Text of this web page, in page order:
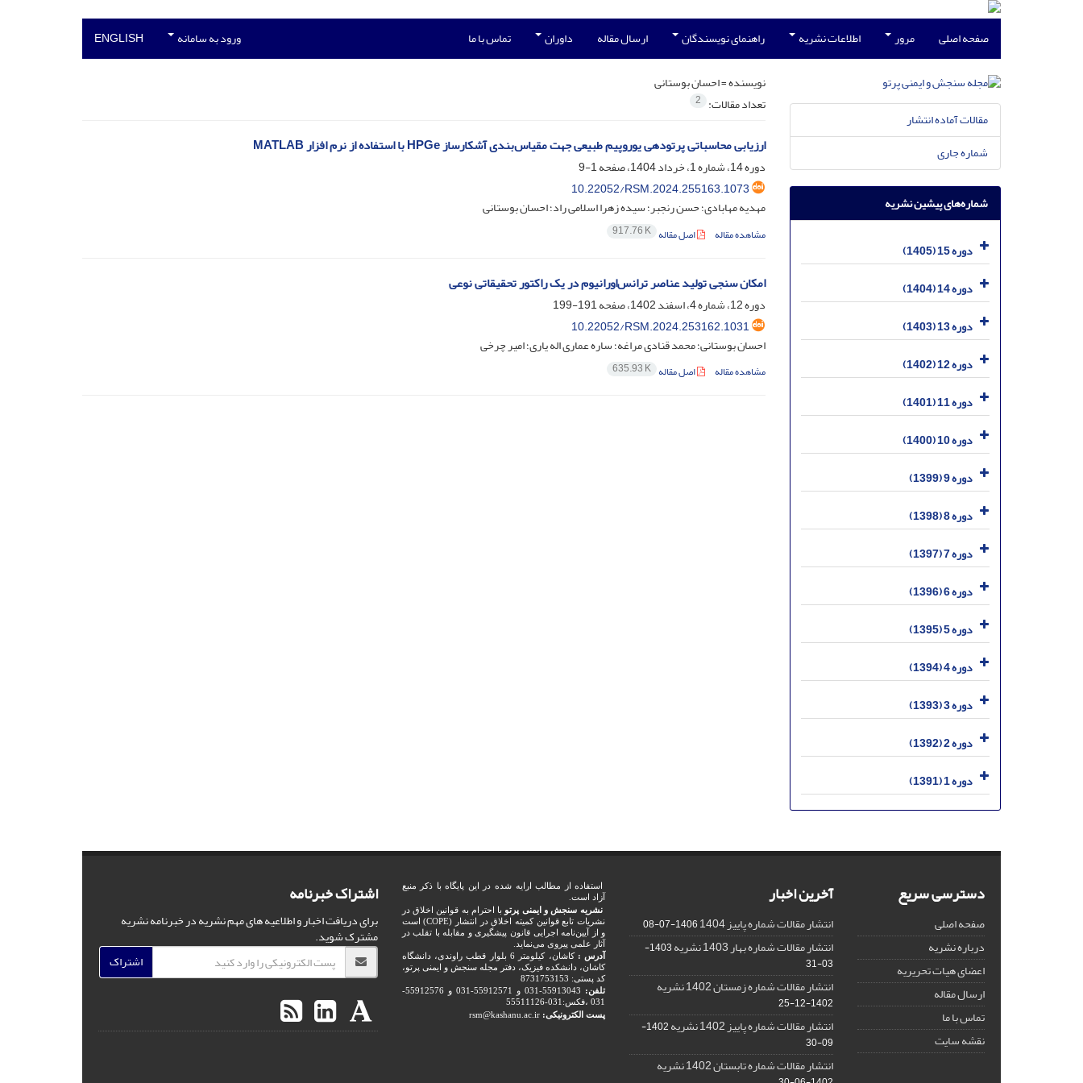
صفحه اصلی مرور اطلاعات نشریه راهنمای نویسندگان ارسال مقاله داوران تماس با ما ورود به سامانه ENGLISH
نویسنده =احسان بوستانی
تعداد مقالات: 2
ارزیابی محاسباتی پرتودهی یوروپیم طبیعی جهت مقیاس‌بندی آشکارساز HPGe با استفاده از نرم افزار MATLAB
دوره 14، شماره 1، خرداد 1404، صفحه
1-9
10.22052/RSM.2024.255163.1073
مهدیه مهابادی؛ حسن رنجبر؛ سیده زهرا اسلامی راد؛ احسان بوستانی
مشاهده مقاله اصل مقاله 917.76 K
امکان سنجی تولید عناصر ترانس‌اورانیوم در یک راکتور تحقیقاتی نوعی
دوره 12، شماره 4، اسفند 1402، صفحه
191-199
10.22052/RSM.2024.253162.1031
احسان بوستانی؛ محمد قنادی مراغه؛ ساره عماری اله یاری؛ امیر چرخی
مشاهده مقاله اصل مقاله 635.93 K
مقالات آماده انتشار
شماره جاری
شماره‌های پیشین نشریه
دوره 15 (1405)
دوره 14 (1404)
دوره 13 (1403)
دوره 12 (1402)
دوره 11 (1401)
دوره 10 (1400)
دوره 9 (1399)
دوره 8 (1398)
دوره 7 (1397)
دوره 6 (1396)
دوره 5 (1395)
دوره 4 (1394)
دوره 3 (1393)
دوره 2 (1392)
دوره 1 (1391)
دسترسی سریع
صفحه اصلی
درباره نشریه
اعضای هیات تحریریه
ارسال مقاله
تماس با ما
نقشه سایت
آخرین اخبار
انتشار مقالات شماره پاییز 1404 1406-07-08
انتشار مقالات شماره بهار 1403 نشریه
1403-
03-31
انتشار مقالات شماره زمستان 1402 نشریه
1402-12-25
انتشار مقالات شماره پاییز 1402 نشریه
1402-
09-30
انتشار مقالات شماره تابستان 1402 نشریه
استفاده از مطالب ارایه شده در این پایگاه با ذکر منبع
آزاد است.
نشریه سنجش و ایمنی پرتو با احترام به قوانین اخلاق در
نشریات تابع قوانین کمیته اخلاق در انتشار (COPE) است
و از آیین‌نامه اجرایی قانون پیشگیری و مقابله با تقلب در
آثار علمی پیروی می‌نماید.
آدرس :
کاشان، کیلومتر 6 بلوار قطب راوندی، دانشگاه
کاشان، دانشکده فیزیک، دفتر مجله سنجش و ایمنی پرتو،
کد پستی: 8731753153
تلفن:
55913043-031 و 55912571-031 و 55912576-
031 ،فکس:031-55511126
پست الکترونیکی: rsm@kashanu.ac.ir
اشتراک خبرنامه
برای دریافت اخبار و اطلاعیه های مهم نشریه در خبرنامه نشریه
مشترک شوید.
اشتراک